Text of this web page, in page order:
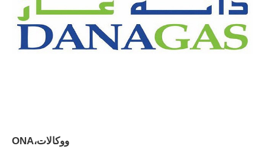
ONA،ووكالات